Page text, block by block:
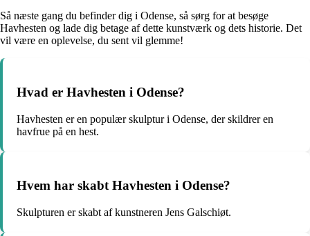
Så næste gang du befinder dig i Odense, så sørg for at besøge
Havhesten og lade dig betage af dette kunstværk og dets historie. Det
vil være en oplevelse, du sent vil glemme!
Hvad er Havhesten i Odense?
Havhesten er en populær skulptur i Odense, der skildrer en
havfrue på en hest.
Hvem har skabt Havhesten i Odense?
Skulpturen er skabt af kunstneren Jens Galschiøt.